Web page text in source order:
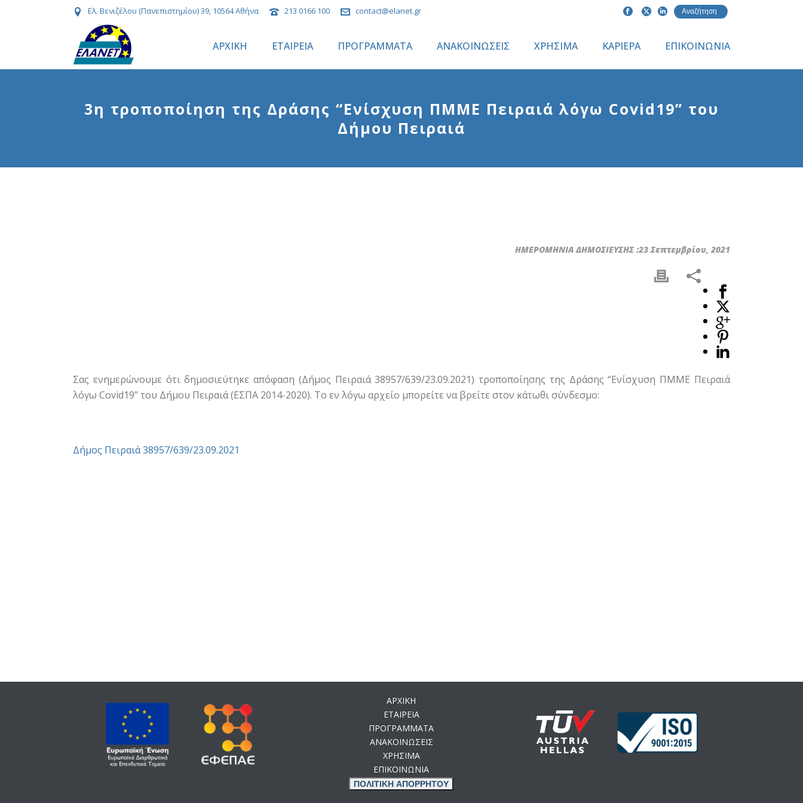
Ελ. Βενιζέλου (Πανεπιστημίου) 39, 10564 Αθήνα 213 0166 100 contact@elanet.gr
ΑΡΧΙΚΗ ΕΤΑΙΡΕΙΑ ΠΡΟΓΡΑΜΜΑΤΑ ΑΝΑΚΟΙΝΩΣΕΙΣ ΧΡΗΣΙΜΑ ΚΑΡΙΕΡΑ ΕΠΙΚΟΙΝΩΝΙΑ
3η τροποποίηση της Δράσης “Ενίσχυση ΠΜΜΕ Πειραιά λόγω Covid19” του
Δήμου Πειραιά
ΗΜΕΡΟΜΗΝΙΑ ΔΗΜΟΣΙΕΥΣΗΣ :23 Σεπτεμβρίου, 2021
Σας ενημερώνουμε ότι δημοσιεύτηκε απόφαση (Δήμος Πειραιά 38957/639/23.09.2021) τροποποίησης της Δράσης “Ενίσχυση ΠΜΜΕ Πειραιά
λόγω Covid19” του Δήμου Πειραιά (ΕΣΠΑ 2014-2020). Το εν λόγω αρχείο μπορείτε να βρείτε στον κάτωθι σύνδεσμο:
Δήμος Πειραιά 38957/639/23.09.2021
ΑΡΧΙΚΗ
ΕΤΑΙΡΕΙΑ
ΠΡΟΓΡΑΜΜΑΤΑ
ΑΝΑΚΟΙΝΩΣΕΙΣ
ΧΡΗΣΙΜΑ
ΕΠΙΚΟΙΝΩΝΙΑ
ΠΟΛΙΤΙΚΗ ΑΠΟΡΡΗΤΟΥ